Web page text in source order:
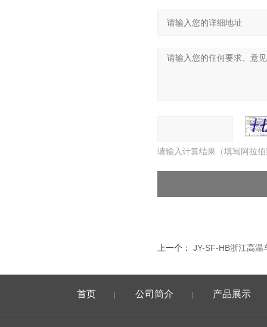
请输入计算结果（填写阿拉
上一个： JY-SF-HB浙江高温
首页 公司简介 产品展示